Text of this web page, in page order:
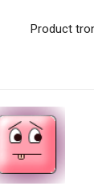
Product